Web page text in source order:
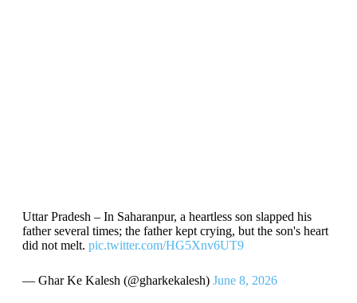
Uttar Pradesh – In Saharanpur, a heartless son slapped his
father several times; the father kept crying, but the son's heart
did not melt. pic.twitter.com/HG5Xnv6UT9
— Ghar Ke Kalesh (@gharkekalesh) June 8, 2026